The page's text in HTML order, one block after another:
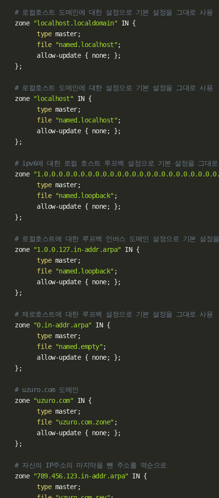
# 로컬호스트 도메인에 대한 설정으로 기본 설정을 그대로 사용
  zone
"localhost.localdomain" IN {
type master;
file
"named.localhost";
        allow-update
{ none; };
} ;
# 로컬호스트 도메인에 대한 설정으로 기본 설정을 그대로 사용
  zone
"localhost" IN {
type master;
file
"named.localhost";
        allow-update
{ none; };
} ;
# ipv6에 대한 로컬 호스트 루프백 설정으로 기본 설정을 그대
  zone
type master;
file
"named.loopback" ;
        allow-update
{ none; };
} ;
# 로컬호스트에 대한 루프백 인버스 도메인 설정으로 기본 설정
  zone
"1.0.0.127.in-addr.arpa" IN {
type master;
file
"named.loopback" ;
        allow-update
{ none; };
} ;
# 제로호스트에 대한 루프백 설정으로 기본 설정을 그대로 사용
  zone
"0.in-addr.arpa" IN {
type master;
file
"named.empty";
        allow-update
{ none; };
} ;
# uzuro.com 도메인
  zone
"uzuro.com" IN {
type master;
file
"uzuro.com.zone" ;
        allow-update
{ none; };
} ;
# 자신의 IP주소의 마지막을 뺀 주소를 역순으로
  zone
"789.456.123.in-addr.arpa" IN {
type master;